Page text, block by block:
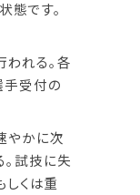
です。
れる。各
手受付の
やかに次
試技に失
くは重